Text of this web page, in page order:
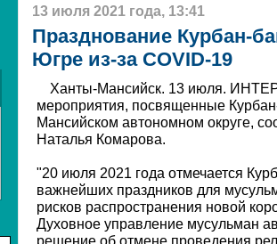
13 июля 2021 года, 13:41
Празднование Курбан-
Югре из-за COVID-19
Ханты-Мансийск. 13 июля.
мероприятия, посвященные
Мансийском автономном округе,
Наталья Комарова.
"20 июля 2021 года отмечается
важнейших праздников для
рисков распространения новой
Духовное управление мусульман
решение об отмене проведения